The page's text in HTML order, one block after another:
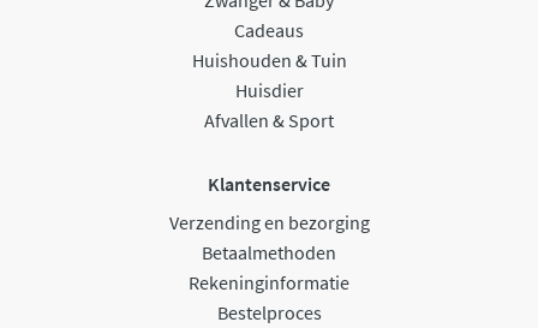
Cadeaus
Huishouden & Tuin
Huisdier
Afvallen & Sport
Klantenservice
Verzending en bezorging
Betaalmethoden
Rekeninginformatie
Bestelproces